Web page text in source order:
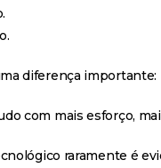
diferença importante:
com mais esforço,
raramente é